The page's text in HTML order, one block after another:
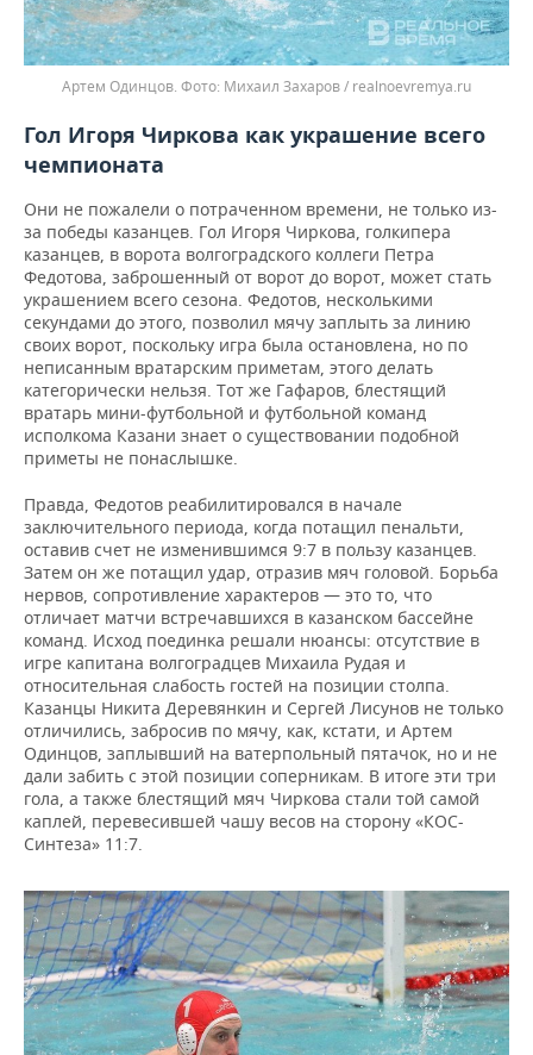
Артем Одинцов. Михаил Захаров / realnoevremya.ru
Гол Игоря Чиркова как украшение всего
чемпионата
Они не пожалели о потраченном времени, не только из-
за победы казанцев. Гол Игоря Чиркова, голкипера
казанцев, в ворота волгоградского коллеги Петра
Федотова, заброшенный от ворот до ворот, может стать
украшением всего сезона. Федотов, несколькими
секундами до этого, позволил мячу заплыть за линию
своих ворот, поскольку игра была остановлена, но по
неписанным вратарским приметам, этого делать
категорически нельзя. Тот же Гафаров, блестящий
вратарь мини-футбольной и футбольной команд
исполкома Казани знает о существовании подобной
приметы не понаслышке.
Правда, Федотов реабилитировался в начале
заключительного периода, когда потащил пенальти,
оставив счет не изменившимся 9:7 в пользу казанцев.
Затем он же потащил удар, отразив мяч головой. Борьба
нервов, сопротивление характеров — это то, что
отличает матчи встречавшихся в казанском бассейне
команд. Исход поединка решали нюансы: отсутствие в
игре капитана волгоградцев Михаила Рудая и
относительная слабость гостей на позиции столпа.
Казанцы Никита Деревянкин и Сергей Лисунов не только
отличились, забросив по мячу, как, кстати, и Артем
Одинцов, заплывший на ватерпольный пятачок, но и не
дали забить с этой позиции соперникам. В итоге эти три
гола, а также блестящий мяч Чиркова стали той самой
каплей, перевесившей чашу весов на сторону «КОС-
Синтеза» 11:7.